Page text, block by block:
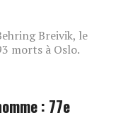
Breivik, le
morts à Oslo.
: 77e